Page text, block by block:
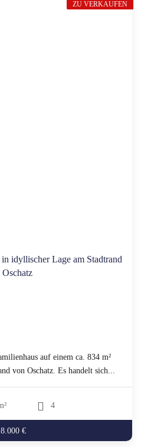
idyllischer Lage am Stadtrand
auf einem ca. 834 m²
von Oschatz. Es handelt sich...
4
€
ZU VERKAUFEN